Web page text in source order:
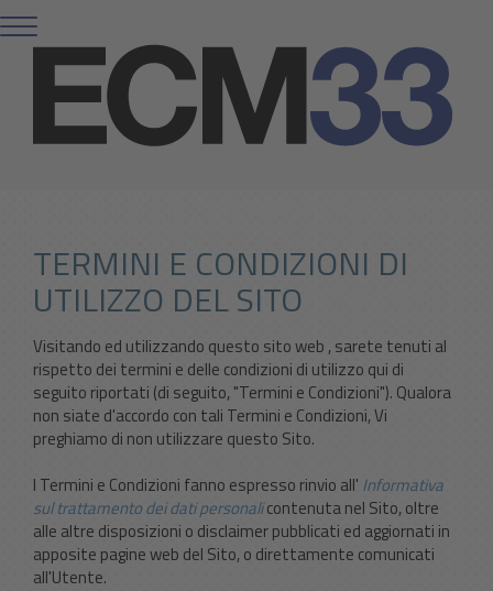
TERMINI E CONDIZIONI DI
UTILIZZO DEL SITO
Visitando ed utilizzando questo sito web , sarete tenuti al
rispetto dei termini e delle condizioni di utilizzo qui di
seguito riportati (di seguito, "Termini e Condizioni"). Qualora
non siate d'accordo con tali Termini e Condizioni, Vi
preghiamo di non utilizzare questo Sito.
I Termini e Condizioni fanno espresso rinvio all' Informativa
sul trattamento dei dati personalicontenuta nel Sito, oltre
alle altre disposizioni o disclaimer pubblicati ed aggiornati in
apposite pagine web del Sito, o direttamente comunicati
all'Utente.